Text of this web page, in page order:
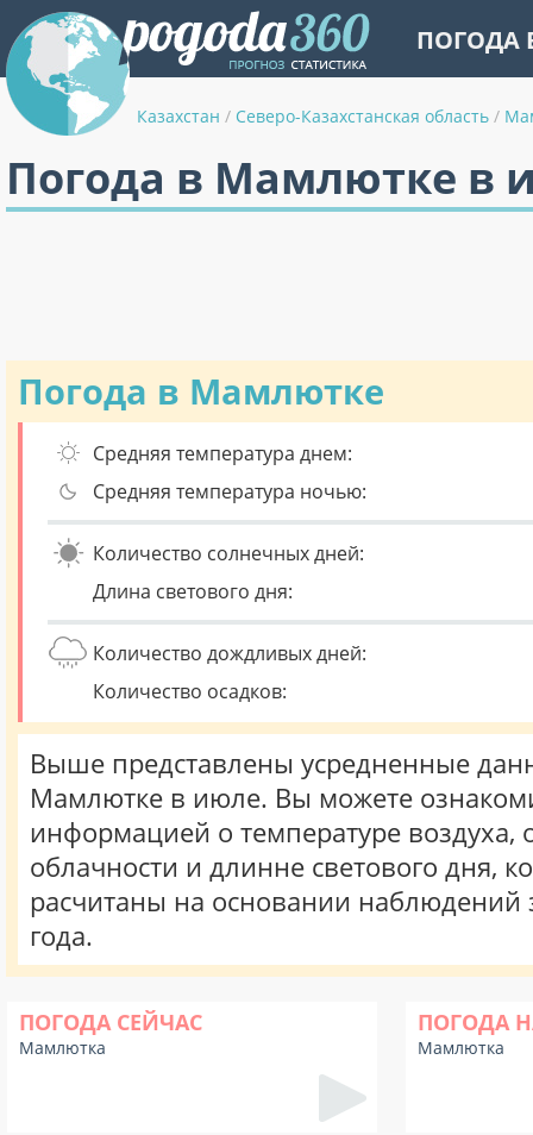
ПОГОДА
Казахстан / Северо-Казахстанская область /
Погода в Мамлютке в
Погода в Мамлютке
Средняя температура днем:
Средняя температура ночью:
Количество солнечных дней:
Длина светового дня:
Количество дождливых дней:
Количество осадков:
Выше представлены усредненные
Мамлютке в июле. Вы можете
информацией о температуре воздуха,
облачности и длинне светового дня,
расчитаны на основании наблюдений
года.
ПОГОДА СЕЙЧАС
Мамлютка
ПОГОДА
Мамлютка